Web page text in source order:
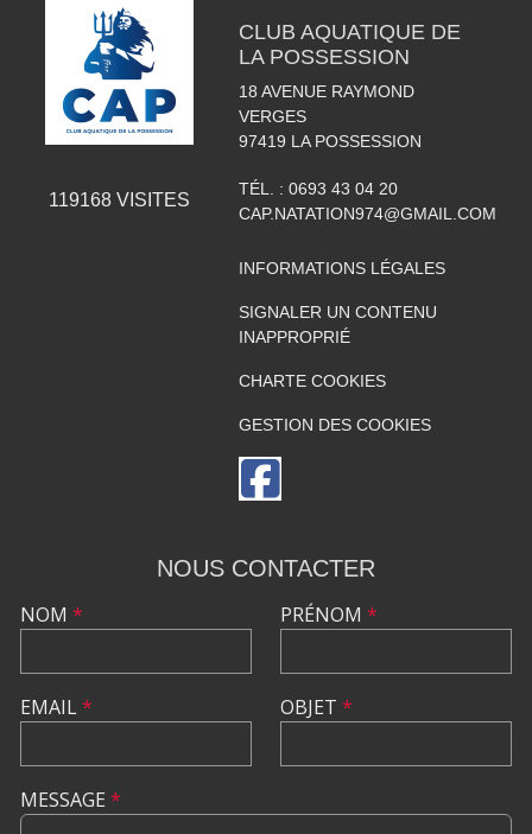
119168VISITES
CLUB AQUATIQUE DE
LA POSSESSION
18 AVENUE RAYMOND
VERGES
97419 LA POSSESSION
TÉL. : 0693 43 04 20
CAP.NATATION974@GMAIL.COM
INFORMATIONS LÉGALES
SIGNALER UN CONTENU
INAPPROPRIÉ
CHARTE COOKIES
GESTION DES COOKIES
NOUS CONTACTER
NOM *
EMAIL*
PRÉNOM *
OBJET *
MESSAGE *